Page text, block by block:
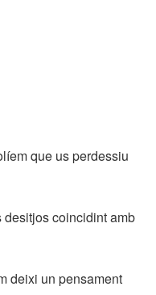
que us perdessiu
coincidint amb
deixi un pensament